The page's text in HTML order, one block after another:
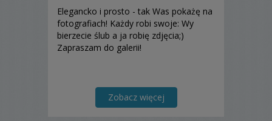
Elegancko i prosto - tak Was pokażę na
fotografiach! Każdy robi swoje: Wy
bierzecie ślub a ja robię zdjęcia;)
Zapraszam do galerii!
Zobacz więcej